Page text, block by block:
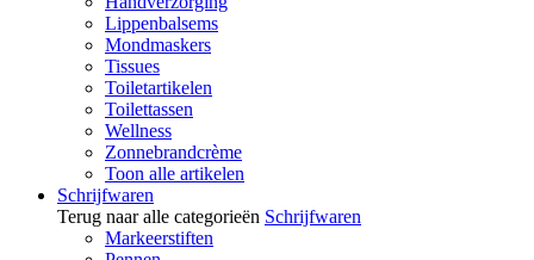
Lippenbalsems
Mondmaskers
Tissues
Toiletartikelen
Toilettassen
Wellness
Zonnebrandcrème
Toon alle artikelen
Schrijfwaren
Terug naar alle categorieën Schrijfwaren
Markeerstiften